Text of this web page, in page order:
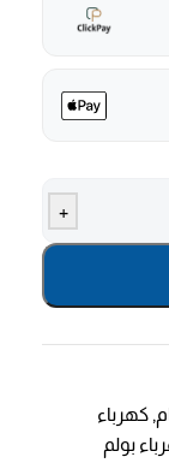
+
, كهرباء
بولم